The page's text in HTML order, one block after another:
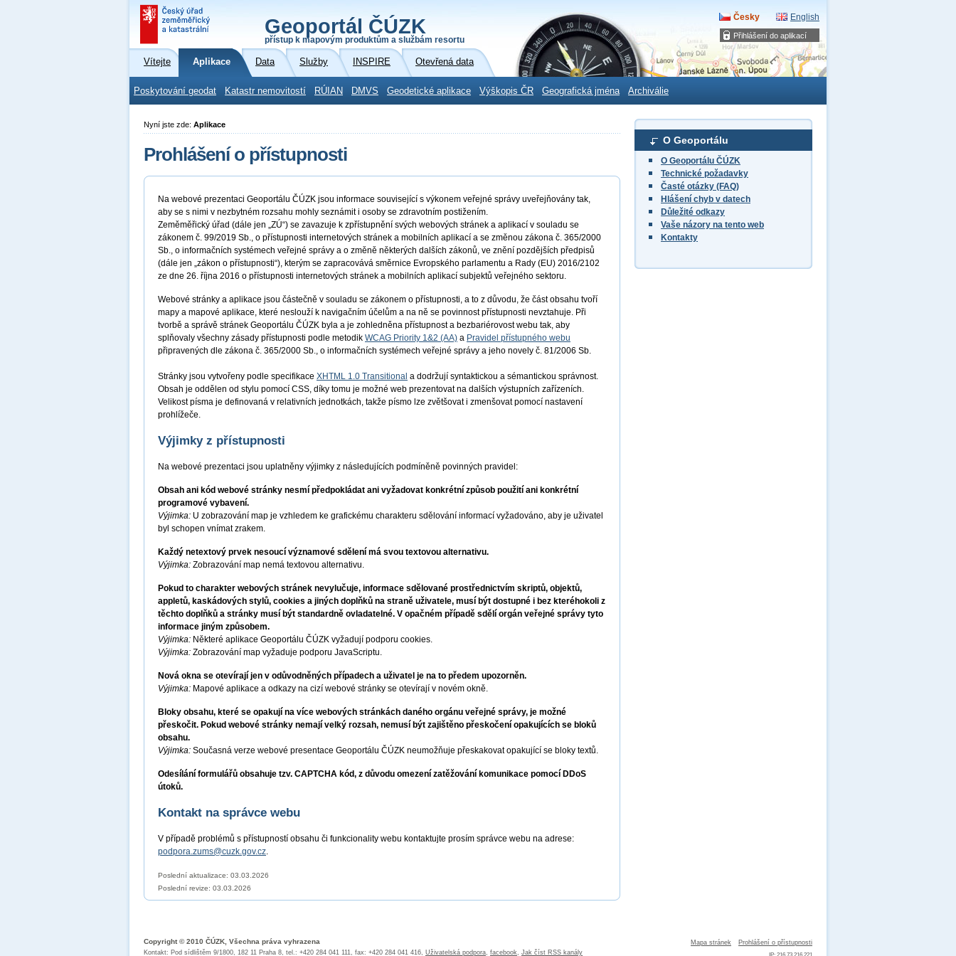
Přihlášení do aplikací
Geoportál ČÚZK
přístup k mapovým produktům a službám resortu
Česky English
Vítejte Aplikace Data Služby INSPIRE Otevřená data
Poskytování geodat Katastr nemovitostí RÚIAN DMVS Geodetické aplikace Výškopis ČR Geografická jména Archiválie
O Geoportálu
O Geoportálu ČÚZK
Technické požadavky
Časté otázky (FAQ)
Hlášení chyb v datech
Důležité odkazy
Vaše názory na tento web
Kontakty
Nyní jste zde: Aplikace
Prohlášení o přístupnosti
Na webové prezentaci Geoportálu ČÚZK jsou informace související s výkonem veřejné správy uveřejňovány tak,
aby se s nimi v nezbytném rozsahu mohly seznámit i osoby se zdravotním postižením.
Zeměměřický úřad (dále jen „ZÚ“) se zavazuje k zpřístupnění svých webových stránek a aplikací v souladu se
zákonem č. 99/2019 Sb., o přístupnosti internetových stránek a mobilních aplikací a se změnou zákona č. 365/2000
Sb., o informačních systémech veřejné správy a o změně některých dalších zákonů, ve znění pozdějších předpisů
(dále jen „zákon o přístupnosti“), kterým se zapracovává směrnice Evropského parlamentu a Rady (EU) 2016/2102
ze dne 26. října 2016 o přístupnosti internetových stránek a mobilních aplikací subjektů veřejného sektoru.
Webové stránky a aplikace jsou částečně v souladu se zákonem o přístupnosti, a to z důvodu, že část obsahu tvoří
mapy a mapové aplikace, které neslouží k navigačním účelům a na ně se povinnost přístupnosti nevztahuje. Při
tvorbě a správě stránek Geoportálu ČÚZK byla a je zohledněna přístupnost a bezbariérovost webu tak, aby
splňovaly všechny zásady přístupnosti podle metodik WCAG Priority 1&2 (AA) a Pravidel přístupného webu
připravených dle zákona č. 365/2000 Sb., o informačních systémech veřejné správy a jeho novely č. 81/2006 Sb.
Stránky jsou vytvořeny podle specifikace XHTML 1.0 Transitional a dodržují syntaktickou a sémantickou správnost.
Obsah je oddělen od stylu pomocí CSS, díky tomu je možné web prezentovat na dalších výstupních zařízeních.
Velikost písma je definovaná v relativních jednotkách, takže písmo lze zvětšovat i zmenšovat pomocí nastavení
prohlížeče.
Výjimky z přístupnosti
Na webové prezentaci jsou uplatněny výjimky z následujících podmíněně povinných pravidel:
Obsah ani kód webové stránky nesmí předpokládat ani vyžadovat konkrétní způsob použití ani konkrétní
programové vybavení.
Výjimka: U zobrazování map je vzhledem ke grafickému charakteru sdělování informací vyžadováno, aby je uživatel
byl schopen vnímat zrakem.
Každý netextový prvek nesoucí významové sdělení má svou textovou alternativu.
Výjimka: Zobrazování map nemá textovou alternativu.
Pokud to charakter webových stránek nevylučuje, informace sdělované prostřednictvím skriptů, objektů,
appletů, kaskádových stylů, cookies a jiných doplňků na straně uživatele, musí být dostupné i bez kteréhokoli z
těchto doplňků a stránky musí být standardně ovladatelné. V opačném případě sdělí orgán veřejné správy tyto
informace jiným způsobem.
Výjimka: Některé aplikace Geoportálu ČÚZK vyžadují podporu cookies.
Výjimka: Zobrazování map vyžaduje podporu JavaScriptu.
Nová okna se otevírají jen v odůvodněných případech a uživatel je na to předem upozorněn.
Výjimka: Mapové aplikace a odkazy na cizí webové stránky se otevírají v novém okně.
Bloky obsahu, které se opakují na více webových stránkách daného orgánu veřejné správy, je možné
přeskočit. Pokud webové stránky nemají velký rozsah, nemusí být zajištěno přeskočení opakujících se bloků
obsahu.
Výjimka: Současná verze webové presentace Geoportálu ČÚZK neumožňuje přeskakovat opakující se bloky textů.
Odesílání formulářů obsahuje tzv. CAPTCHA kód, z důvodu omezení zatěžování komunikace pomocí DDoS
útoků.
Kontakt na správce webu
V případě problémů s přístupností obsahu či funkcionality webu kontaktujte prosím správce webu na adrese:
podpora.zums@cuzk.gov.cz.
Poslední aktualizace: 03.03.2026
Poslední revize: 03.03.2026
Mapa stránek Prohlášení o přístupnosti
Copyright © 2010 ČÚZK, Všechna práva vyhrazena
Kontakt: Pod sídlištěm 9/1800, 182 11 Praha 8, tel.: +420 284 041 111, fax: +420 284 041 416, Uživatelská podpora, facebook, Jak číst RSS kanály